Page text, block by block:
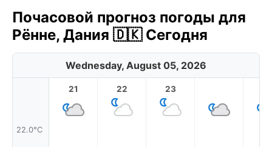
Почасовой прогноз погоды для
Рённе, Дания 🇩🇰 Сегодня
Wednesday, August 05, 2026
22.0°C
21 22 23